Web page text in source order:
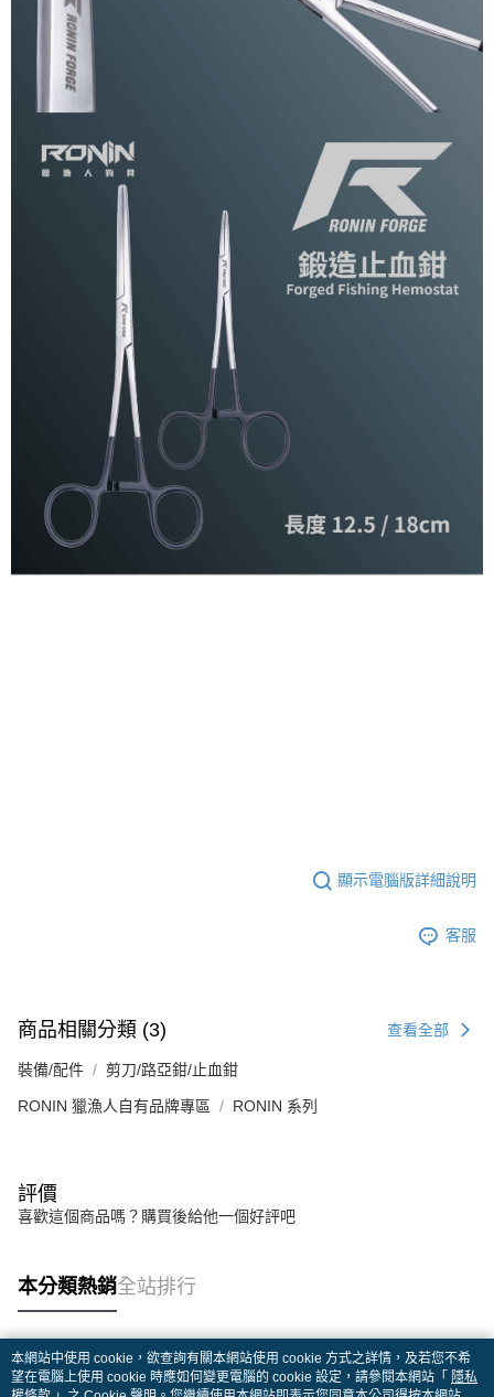
顯示電腦版詳細說明
客服
商品相關分類 (3) 查看全部
裝備/配件 剪刀/路亞鉗/止血鉗
RONIN 獵漁人自有品牌專區 RONIN 系列
評價
喜歡這個商品嗎？購買後給他一個好評吧
本分類熱銷全站排行
熱門標籤
本網站中使用 cookie，欲查詢有關本網站使用 cookie 方式之詳情，及若您不希
望在電腦上使用 cookie 時應如何變更電腦的 cookie 設定，請參閱本網站「 隱私